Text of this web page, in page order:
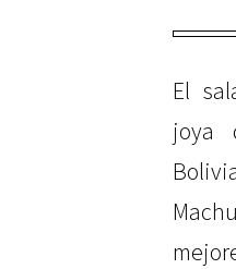
El
joya